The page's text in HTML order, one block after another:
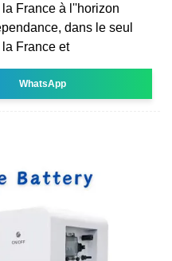
France à l''horizon
dans le seul
France et
WhatsApp